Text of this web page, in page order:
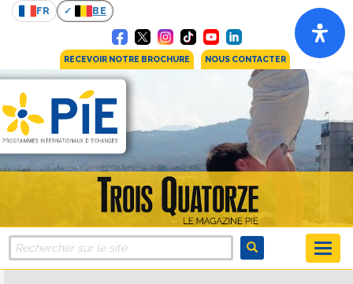
FR BE
RECEVOIR NOTRE BROCHURE NOUS CONTACTER